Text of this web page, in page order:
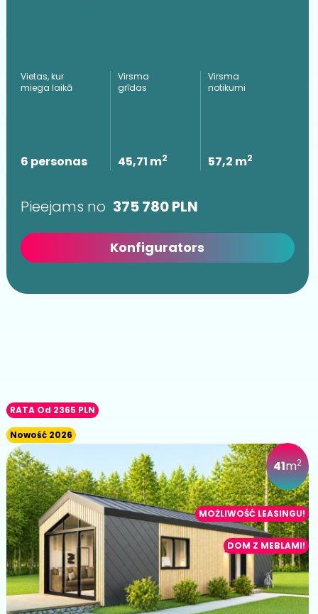
Vietas, kur
miega laikā
6 personas
Virsma
grīdas
45,71 m2
Virsma
notikumi
57,2 m2
Pieejams no 375 780PLN
Konfigurators
RATA Od 2365 PLN
Nowość 2026
41m2
MOŻLIWOŚĆ LEASINGU!
DOM Z MEBLAMI!